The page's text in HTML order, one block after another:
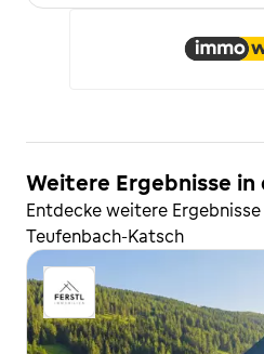
Weitere Ergebnisse in
Entdecke weitere
Teufenbach-Katsch